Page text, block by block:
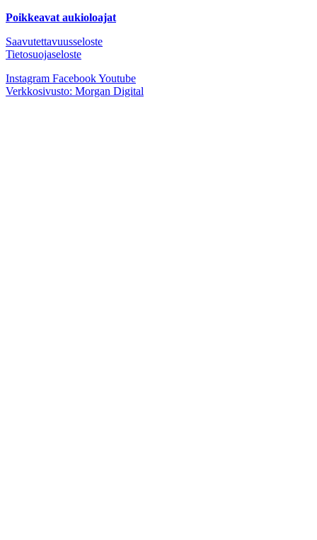
Poikkeavat aukioloajat
Saavutettavuusseloste
Tietosuojaseloste
Instagram FacebookYoutube
Verkkosivusto: Morgan Digital